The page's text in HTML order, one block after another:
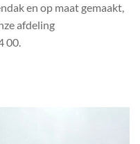
en op maat gemaakt,
afdeling
00.